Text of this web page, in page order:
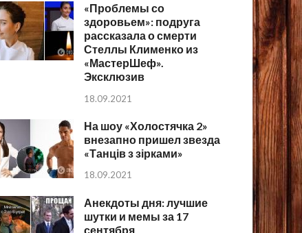
«Проблемы со
здоровьем»: подруга
рассказала о смерти
Стеллы Клименко из
«МастерШеф».
Эксклюзив
18.09.2021
На шоу «Холостячка 2»
внезапно пришел звезда
«Танців з зірками»
18.09.2021
Анекдоты дня: лучшие
шутки и мемы за 17
сентября